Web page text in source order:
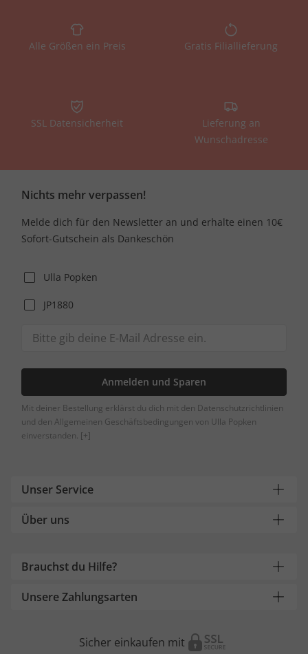
Alle Größen ein Preis Gratis Filiallieferung
SSL Datensicherheit
Lieferung an
Wunschadresse
Nichts mehr verpassen!
Melde dich für den Newsletter an und erhalte einen 10€
Sofort-Gutschein als Dankeschön
Ulla Popken
JP1880
Anmelden und Sparen
Mit deiner Bestellung erklärst du dich mit den Datenschutzrichtlinien
und den Allgemeinen Geschäftsbedingungen von Ulla Popken
einverstanden. [+]
Unser Service
Über uns
Brauchst du Hilfe?
Unsere Zahlungsarten
Sicher einkaufen mit